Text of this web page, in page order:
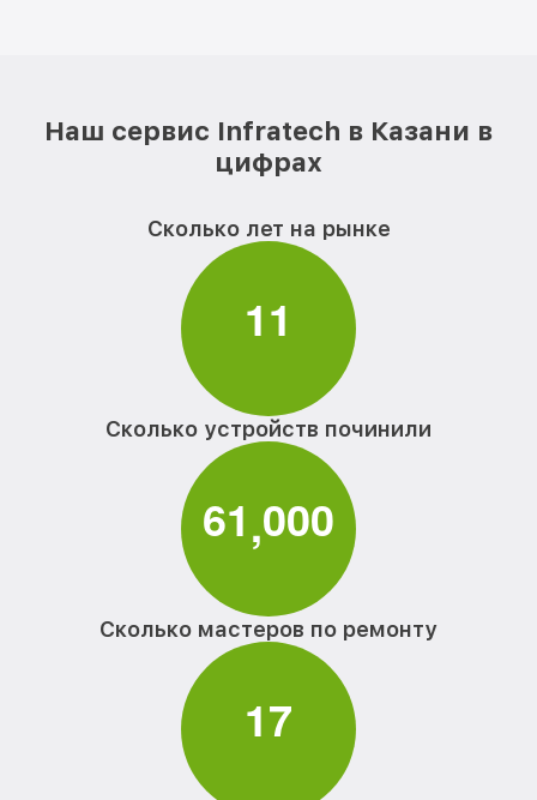
Наш сервис Infratech в Казани в
цифрах
Сколько лет на рынке
11
Сколько устройств починили
61,000
Сколько мастеров по ремонту
17